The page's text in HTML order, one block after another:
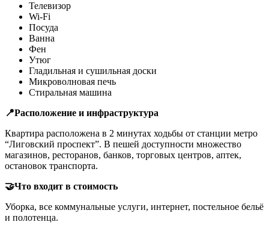
Телевизор
Wi-Fi
Посуда
Ванна
Фен
Утюг
Гладильная и сушильная доски
Микроволновая печь
Стиральная машина
📍Расположение и инфраструктура
Квартира расположена в 2 минутах ходьбы от станции метро
“Лиговский проспект”. В пешей доступности множество
магазинов, ресторанов, банков, торговых центров, аптек,
остановок транспорта.
🤝Что входит в стоимость
Уборка, все коммунальные услуги, интернет, постельное бельё
и полотенца.